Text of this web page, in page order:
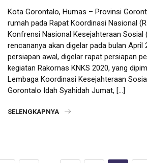
Kota Gorontalo, Humas – Provinsi
rumah pada Rapat Koordinasi Nasional
Konfrensi Nasional Kesejahteraan Sosial
rencananya akan digelar pada bulan April
persiapan awal, digelar rapat persiapan
kegiatan Rakornas KNKS 2020, yang
Lembaga Koordinasi Kesejahteraan
Gorontalo Idah Syahidah Jumat, […]
SELENGKAPNYA